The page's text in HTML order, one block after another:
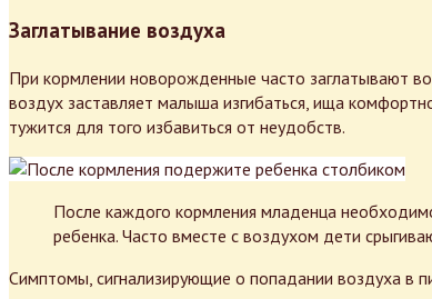
Заглатывание воздуха
При кормлении новорожденные часто заглатывают
воздух заставляет малыша изгибаться, ища
тужится для того избавиться от неудобств.
После каждого кормления младенца
ребенка. Часто вместе с воздухом дети
Симптомы, сигнализирующие о попадании воздуха в